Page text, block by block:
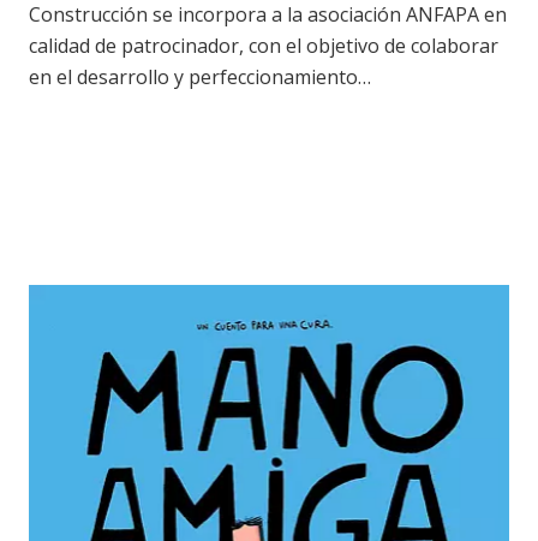
Construcción se incorpora a la asociación ANFAPA en
calidad de patrocinador, con el objetivo de colaborar
en el desarrollo y perfeccionamiento…